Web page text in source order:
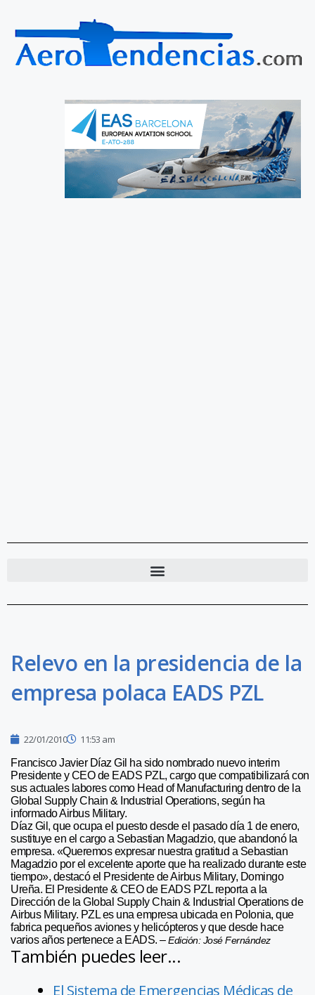
Relevo en la presidencia de la
empresa polaca EADS PZL
22/01/2010 11:53 am
Francisco Javier Díaz Gil ha sido nombrado nuevo interim
Presidente y CEO de EADS PZL, cargo que compatibilizará con
sus actuales labores como Head of Manufacturing dentro de la
Global Supply Chain & Industrial Operations, según ha
informado Airbus Military.
Díaz Gil, que ocupa el puesto desde el pasado día 1 de enero,
sustituye en el cargo a Sebastian Magadzio, que abandonó la
empresa. «Queremos expresar nuestra gratitud a Sebastian
Magadzio por el excelente aporte que ha realizado durante este
tiempo», destacó el Presidente de Airbus Military, Domingo
Ureña. El Presidente & CEO de EADS PZL reporta a la
Dirección de la Global Supply Chain & Industrial Operations de
Airbus Military. PZL es una empresa ubicada en Polonia, que
fabrica pequeños aviones y helicópteros y que desde hace
varios años pertenece a EADS. –Edición: José Fernández
También puedes leer...
El Sistema de Emergencias Médicas de